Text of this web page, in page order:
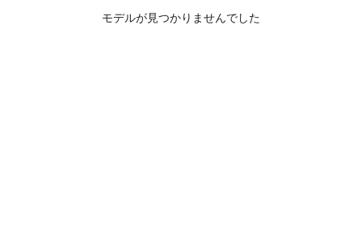
モデルが見つかりませんでした